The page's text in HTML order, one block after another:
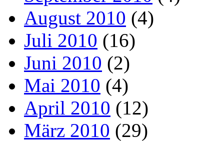
August 2010 (4)
Juli 2010 (16)
Juni 2010 (2)
Mai 2010 (4)
April 2010 (12)
März 2010 (29)